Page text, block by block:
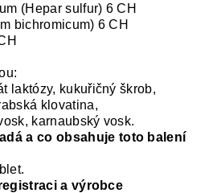
(Hepar sulfur) 6 CH
bichromicum) 6 CH
laktózy, kukuřičný škrob,
klovatina,
karnaubský vosk.
a co obsahuje toto balení
a výrobce